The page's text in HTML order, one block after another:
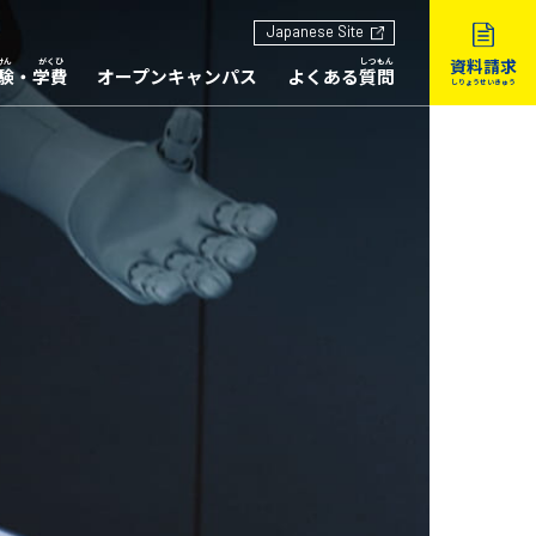
Japanese Site
・学費 オープンキャンパス よくある質問 資料請求